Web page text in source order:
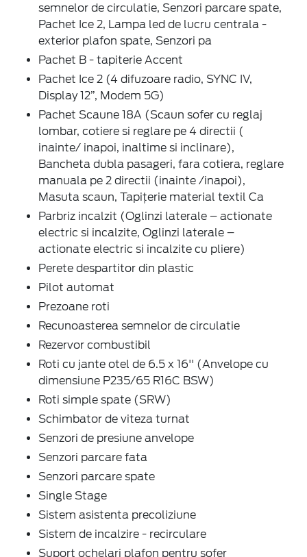
semnelor de circulatie, Senzori parcare spate,
Pachet Ice 2, Lampa led de lucru centrala -
exterior plafon spate, Senzori pa
Pachet B - tapiterie Accent
Pachet Ice 2 (4 difuzoare radio, SYNC IV,
Display 12”, Modem 5G)
Pachet Scaune 18A (Scaun sofer cu reglaj
lombar, cotiere si reglare pe 4 directii (
inainte/ inapoi, inaltime si inclinare),
Bancheta dubla pasageri, fara cotiera, reglare
manuala pe 2 directii (inainte /inapoi),
Masuta scaun, Tapițerie material textil Ca
Parbriz incalzit (Oglinzi laterale – actionate
electric si incalzite, Oglinzi laterale –
actionate electric si incalzite cu pliere)
Perete despartitor din plastic
Pilot automat
Prezoane roti
Recunoasterea semnelor de circulatie
Rezervor combustibil
Roti cu jante otel de 6.5 x 16'' (Anvelope cu
dimensiune P235/65 R16C BSW)
Roti simple spate (SRW)
Schimbator de viteza turnat
Senzori de presiune anvelope
Senzori parcare fata
Senzori parcare spate
Single Stage
Sistem asistenta precoliziune
Sistem de incalzire - recirculare
Suport ochelari plafon pentru sofer